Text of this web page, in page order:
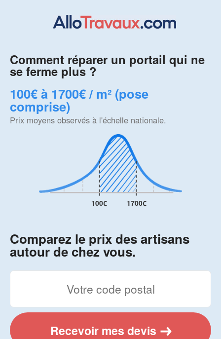
Comment réparer un portail qui ne
se ferme plus ?
100€ à 1700€ / m² (pose
comprise)
Prix moyens observés à l'échelle nationale.
100€ 1700€
Comparez le prix des artisans
autour de chez vous.
Recevoir mes devis